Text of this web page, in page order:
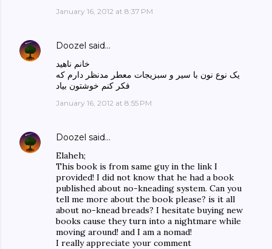
January 16, 2012 at 8:37 PM
Doozel said…
خانم ناهید
یک نوع نون با سیر و سبزیجات معطر مدنظر دارم که
فکر کنم خوشتون بیاد
January 16, 2012 at 8:55 PM
Doozel said…
Elaheh;
This book is from same guy in the link I
provided! I did not know that he had a book
published about no-kneading system. Can you
tell me more about the book please? is it all
about no-knead breads? I hesitate buying new
books cause they turn into a nightmare while
moving around! and I am a nomad!
I really appreciate your comment